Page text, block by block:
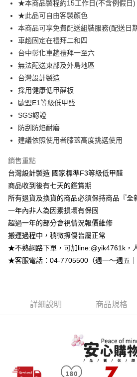
華南商業銀行
彰化
上海商業儲蓄銀行
國泰世華商業銀行
兆豐
臺灣中小企業銀行
匯豐（台灣）商業銀行
聯邦商業銀行
元大商業銀行
玉山商業銀行
台新國際商業銀行
台灣樂天信用卡公司
華南商業銀行
上海商業儲蓄銀行
台北
國泰世華商業銀行
臺灣中小企業銀行
匯豐（台灣）商業銀行
聯邦商業銀行
元大商業銀行
玉山商業銀行
台新國際商業銀行
台灣樂天信用卡公司
LINE Pay
Apple Pay
街口支付
悠遊付
Google Pay
大哥付你分期
相關說明
【大哥付你分期使用說明】
1.本服務由台灣大哥大提供，台灣大哥大用戶
流程，驗證手機門號後，選擇欲分期的期數、
成交易。
3.實際核准額度、可分期數及費用金額請依後續
4.訂單成立30分鐘內，如未前往確認交易或遇
法說明評估內容。
【繳款方式說明】
1.分期款項不併入電信帳單，「大哥付你分期」
醒簡訊。
2.透過簡訊連結打開帳單後，可選擇「超商條碼
帳／街口支付／iPASS MONEY」等通路繳費。
【注意事項】
2.基於同意付款使用「大哥付你分期」之契約
資料（包含姓名、電話或地址）提供予台灣大
AFTEE先享後付
【關於「AFTEE先享後付」】
AFTEE先享後付是「在收到商品之後才付款」
便利好安心！
１．簡單：不需註冊會員、不需綁卡、不需儲值
２．便利：只要手機號碼，簡訊認證，即可結
【「AFTEE先享後付」結帳流程】
１．於結帳方式選擇「AFTEE先享後付」後，
結帳頁面，進行簡訊認證並確認金額後，即可完
２．訂單成立數日內，您將收到繳費通知簡訊。
３．收到繳費通知簡訊後14天內，點擊此簡訊
※ 交易是否成功請以「AFTEE先享後付 」之結
１．透過由恩沛科技股份有限公司提供之「
易，需依本服務之必要範圍內提供個人資料，
權轉讓予恩沛科技股份有限公司。
２．關於個人資料處理事宜，請瀏覽以下網址：
運送方式
➤一般商品『宅配寄送』：1.車趟為週一
樓 3.購買大型家具，可一同配送組裝
免運費
➤大型傢俱『免費組裝』：1.車趟為週二
法指定當天抵達時段，白天至晚上皆可能
★本商品製程約15工作日(不含例假日)
★此品可自由客製顏色
本商品可享免費配送組裝服務(配送日
車趟固定在禮拜二和四
台中彰化車趟禮拜一至六
無法配送東部及外島地區
台灣設計製造
採用健康低甲醛板
歐盟E1等級低甲醛
SGS認證
防刮防焰耐磨
建議依照使用者膝蓋高度挑選使用
銷售重點
台灣設計製造 國家標準F3等級低甲醛
商品收到後有七天的鑑賞期
所有退貨及換貨的商品必須保持商品『全
一年內非人為因素損壞有保固
超過一年的部分會視情況報價維修
搬運過程中，稍微擦傷皆屬正常
★不熟網路下單，可加line:@yik4761k，
★客服電話：04-7705500（週一～週五｜
詳細說明 商品規格